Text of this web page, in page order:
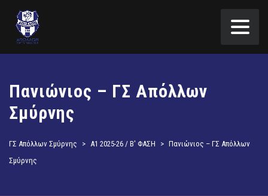
Πανιώνιος – ΓΣ Απόλλων
Σμύρνης
ΓΣ Απόλλων Σμύρνης > Α1 2025-26 / Β' ΦΑΣΗ > Πανιώνιος – ΓΣ Απόλλων
Σμύρνης